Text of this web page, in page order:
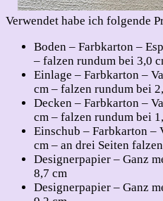
Verwendet habe ich folgende
Boden – Farbkarton –
– falzen rundum bei 3,0
Einlage – Farbkarton –
cm – falzen rundum bei
Decken – Farbkarton –
cm – falzen rundum bei
Einschub – Farbkarton –
cm – an drei Seiten
Designerpapier – Ganz
8,7 cm
Designerpapier – Ganz